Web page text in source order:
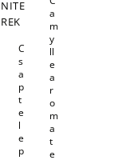
NITE
REK
C
s
a
p
t
e
l
e
p
a
m
y
ll
e
a
r
o
m
a
t
e